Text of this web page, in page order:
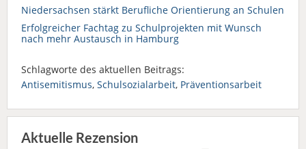
Niedersachsen stärkt Berufliche Orientierung an Schulen
Erfolgreicher Fachtag zu Schulprojekten mit Wunsch
nach mehr Austausch in Hamburg
Schlagworte des aktuellen Beitrags:
Antisemitismus, Schulsozialarbeit, Präventionsarbeit
Aktuelle Rezension